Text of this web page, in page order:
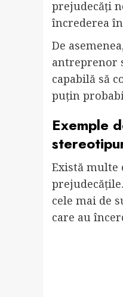
prejudecăți
încrederea
De
antreprenor
capabilă să
puțin
Exemple
Există multe
cele mai de
care au